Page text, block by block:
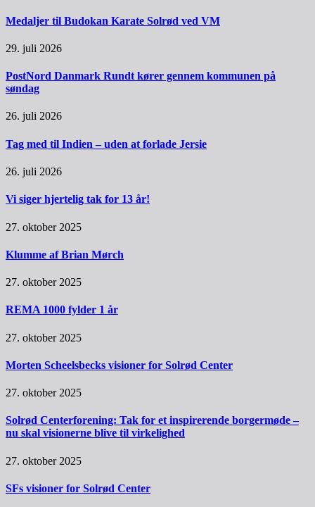
Medaljer til Budokan Karate Solrød ved VM
29. juli 2026
PostNord Danmark Rundt kører gennem kommunen på
søndag
26. juli 2026
Tag med til Indien – uden at forlade Jersie
26. juli 2026
Vi siger hjertelig tak for 13 år!
27. oktober 2025
Klumme af Brian Mørch
27. oktober 2025
REMA 1000 fylder 1 år
27. oktober 2025
Morten Scheelsbecks visioner for Solrød Center
27. oktober 2025
Solrød Centerforening: Tak for et inspirerende borgermøde –
nu skal visionerne blive til virkelighed
27. oktober 2025
SFs visioner for Solrød Center